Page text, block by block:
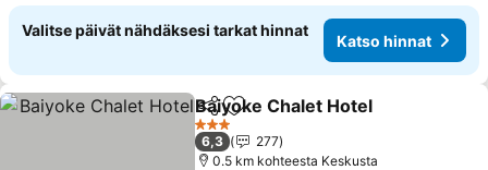
Valitse päivät nähdäksesi tarkat hinnat
Katso hinnat
Jaa Lisää suosikkeihin
Baiyoke Chalet Hotel
3 Tähtiluokitus
6,3
277
0.5 km kohteesta Keskusta